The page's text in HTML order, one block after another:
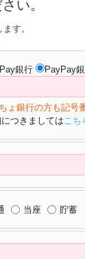
い。
す。
銀行 PayPay
ょ銀行の方も記号
つきましてはこち
当座 貯蓄